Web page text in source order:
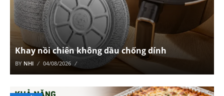
Khay nồi chiên không dầu chống dính
BY NHI 04/08/2026